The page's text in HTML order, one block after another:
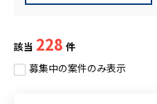
よくある質問
該当 228 件
募集中の案件のみ表示